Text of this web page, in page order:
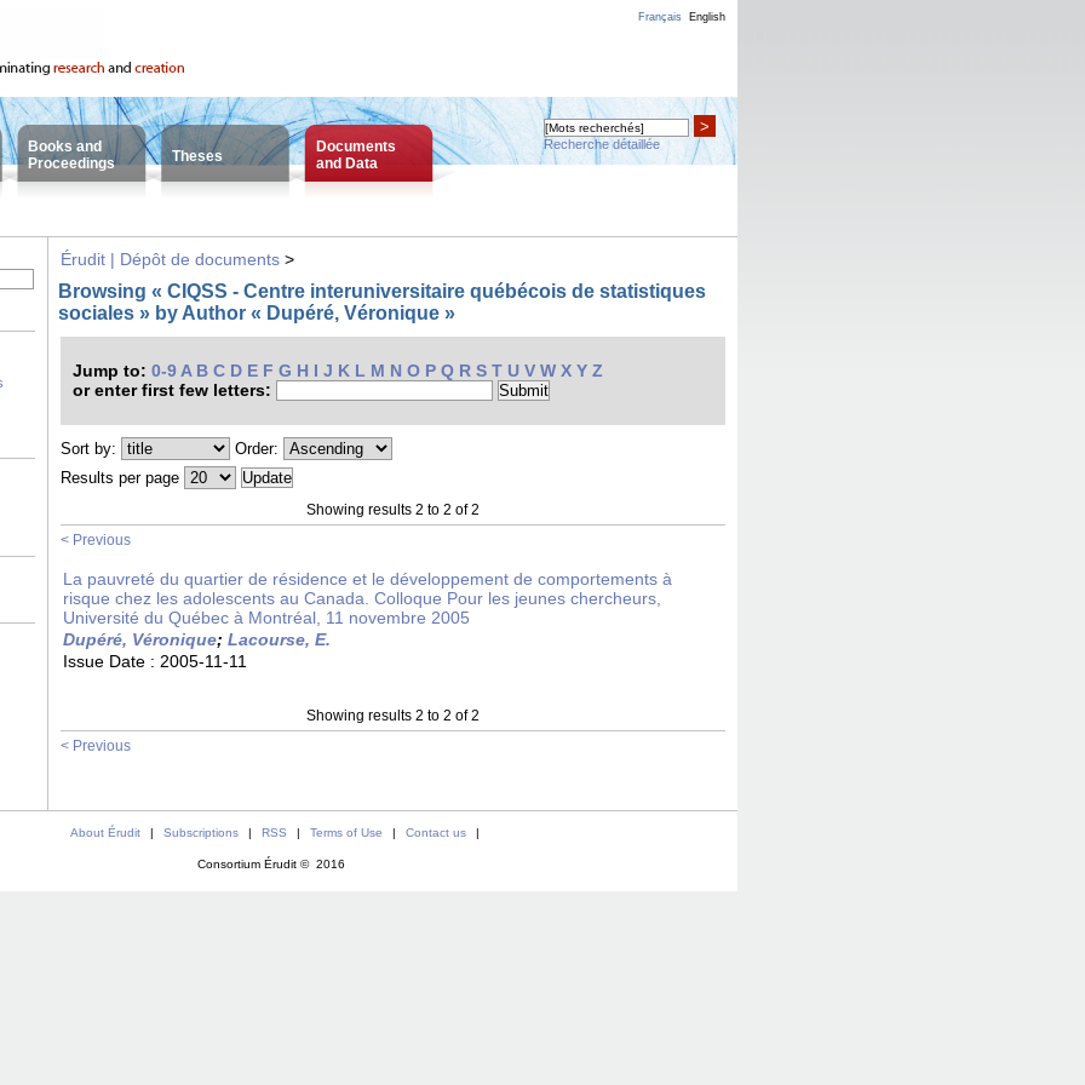
Français English
Books and
Proceedings
Theses
Documents
and Data
>
Recherche détaillée
Érudit | Dépôt de documents >
Browsing « CIQSS - Centre interuniversitaire québécois de statistiques
sociales » by Author « Dupéré, Véronique »
Jump to: 0-9 A B C D E F G H I J K L M N O P Q R S T U V W X Y Z
or enter first few letters:
Sort by:
Order:
Results per page
Showing results 2 to 2 of 2
< Previous
La pauvreté du quartier de résidence et le développement de comportements à
risque chez les adolescents au Canada. Colloque Pour les jeunes chercheurs,
Université du Québec à Montréal, 11 novembre 2005
Dupéré, Véronique; Lacourse, E.
Issue Date : 2005-11-11
Showing results 2 to 2 of 2
< Previous
About Érudit | Subscriptions | RSS | Terms of Use | Contact us |
Consortium Érudit © 2016